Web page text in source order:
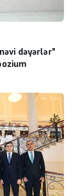
dəyərlər”